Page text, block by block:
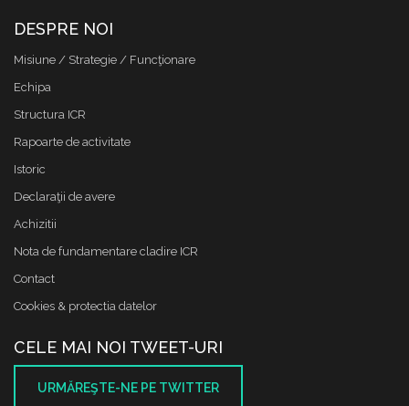
DESPRE NOI
Misiune / Strategie / Funcţionare
Echipa
Structura ICR
Rapoarte de activitate
Istoric
Declaraţii de avere
Achizitii
Nota de fundamentare cladire ICR
Contact
Cookies & protectia datelor
CELE MAI NOI TWEET-URI
URMĂREŞTE-NE PE TWITTER